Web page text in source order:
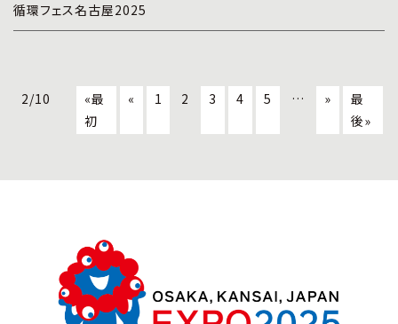
循環フェス名古屋2025
2/10
«最
初
« 1 2 3 4 5 … »
最
後»